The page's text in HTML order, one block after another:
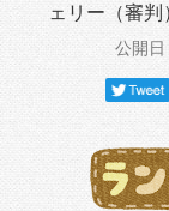
ェリー（審判
公開